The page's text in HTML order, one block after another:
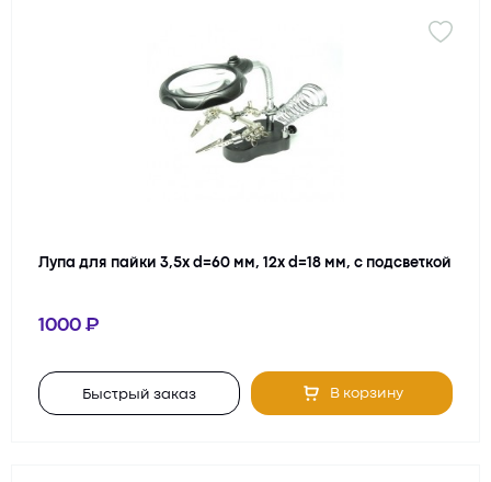
Лупа для пайки 3,5х d=60 мм, 12х d=18 мм, с подсветкой
1000
Быстрый заказ В корзину